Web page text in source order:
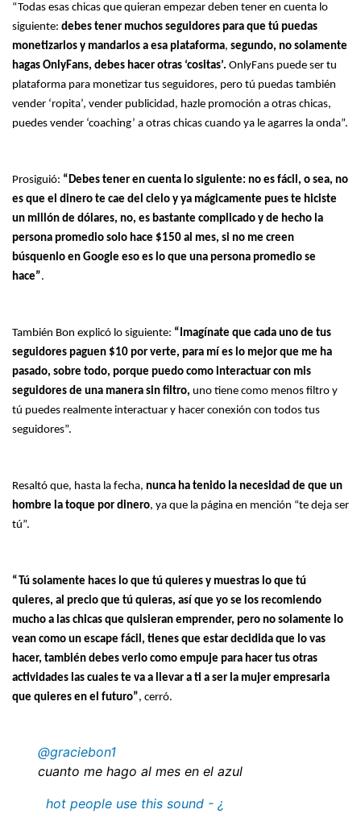
“Todas esas chicas que quieran empezar deben tener en cuenta lo
siguiente: debes tener muchos seguidores para que tú puedas
monetizarlos y mandarlos a esa plataforma, segundo, no solamente
hagas OnlyFans, debes hacer otras ‘cositas’. OnlyFans puede ser tu
plataforma para monetizar tus seguidores, pero tú puedas también
vender ‘ropita’, vender publicidad, hazle promoción a otras chicas,
puedes vender ‘coaching’ a otras chicas cuando ya le agarres la onda”.
Prosiguió: “Debes tener en cuenta lo siguiente: no es fácil, o sea, no
es que el dinero te cae del cielo y ya mágicamente pues te hiciste
un millón de dólares, no, es bastante complicado y de hecho la
persona promedio solo hace $150 al mes, si no me creen
búsquenlo en Google eso es lo que una persona promedio se
hace”.
También Bon explicó lo siguiente: “Imagínate que cada uno de tus
seguidores paguen $10 por verte, para mí es lo mejor que me ha
pasado, sobre todo, porque puedo como interactuar con mis
seguidores de una manera sin filtro, uno tiene como menos filtro y
tú puedes realmente interactuar y hacer conexión con todos tus
seguidores”.
Resaltó que, hasta la fecha, nunca ha tenido la necesidad de que un
hombre la toque por dinero, ya que la página en mención “te deja ser
tú”.
“Tú solamente haces lo que tú quieres y muestras lo que tú
quieres, al precio que tú quieras, así que yo se los recomiendo
mucho a las chicas que quisieran emprender, pero no solamente lo
vean como un escape fácil, tienes que estar decidida que lo vas
hacer, también debes verlo como empuje para hacer tus otras
actividades las cuales te va a llevar a ti a ser la mujer empresaria
que quieres en el futuro”, cerró.
@graciebon1
cuanto me hago al mes en el azul
hot people use this sound - ¿